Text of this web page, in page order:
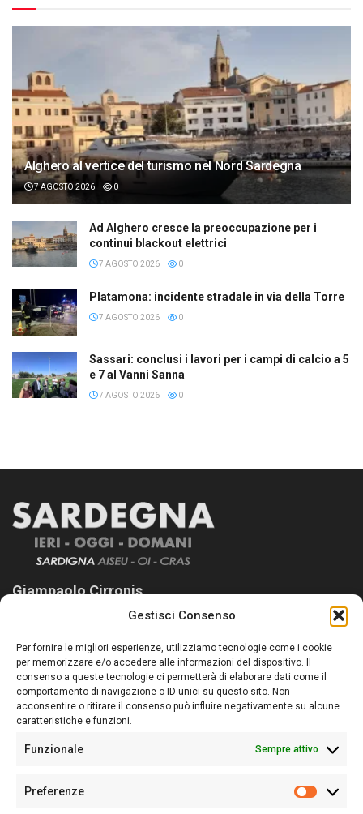
Gestisci Consenso
Per fornire le migliori esperienze, utilizziamo tecnologie come i cookie
per memorizzare e/o accedere alle informazioni del dispositivo. Il
consenso a queste tecnologie ci permetterà di elaborare dati come il
comportamento di navigazione o ID unici su questo sito. Non
acconsentire o ritirare il consenso può influire negativamente su alcune
caratteristiche e funzioni.
Funzionale Sempre attivo
Preferenze
Alghero al vertice del turismo nel Nord Sardegna
7 AGOSTO 2026 0
Ad Alghero cresce la preoccupazione per i
continui blackout elettrici
7 AGOSTO 2026 0
Platamona: incidente stradale in via della Torre
7 AGOSTO 2026 0
Sassari: conclusi i lavori per i campi di calcio a 5
e 7 al Vanni Sanna
7 AGOSTO 2026 0
Giampaolo Cirronis
Sardegna Ieri-Oggi-Domani nasce per informare “liberamente” i
lettori su quanto accade in Sardegna, con un occhio rivolto al
nostro passato e, soprattutto, al nostro futuro
Follow Us
Sede:Via Cristoforo Colombo 09013 Carbonia